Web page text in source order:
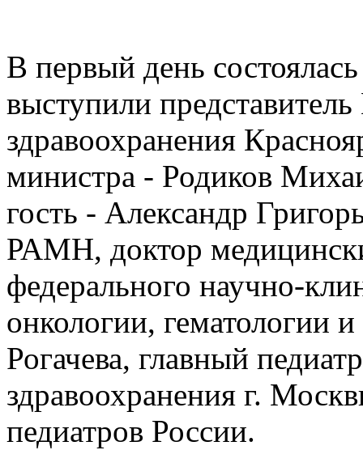
В первый день
выступили
здравоохранения
министра - Родиков
гость - Александр
РАМН, доктор
федерального научно-
онкологии,
Рогачева, главный
здравоохранения г.
педиатров России.